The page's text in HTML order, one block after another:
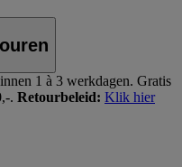
1 à 3 werkdagen. Gratis
. Retourbeleid: Klik hier